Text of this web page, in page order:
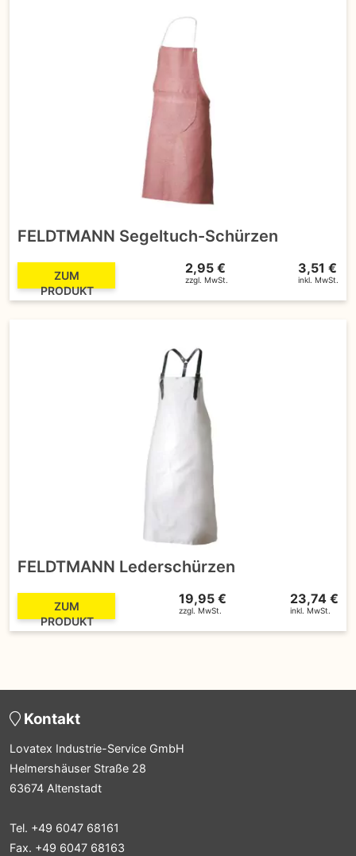
FELDTMANN Segeltuch-Schürzen
ZUM
PRODUKT
2,95 €
zzgl. MwSt.
3,51 €
inkl. MwSt.
FELDTMANN Lederschürzen
ZUM
PRODUKT
19,95 €
zzgl. MwSt.
23,74 €
inkl. MwSt.
Kontakt
Lovatex Industrie-Service GmbH
Helmershäuser Straße 28
63674 Altenstadt
Tel. +49 6047 68161
Fax. +49 6047 68163